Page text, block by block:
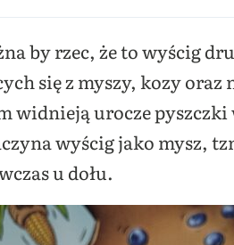
by rzec, że to wyścig
się z myszy, kozy
urocze pyszczki
wyścig jako mysz,
u dołu.